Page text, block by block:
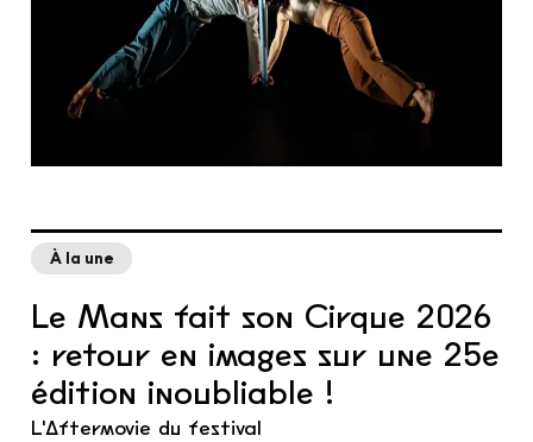
À la une
Le Mans fait son Cirque 2026
: retour en images sur une 25e
édition inoubliable !
L'Aftermovie du festival